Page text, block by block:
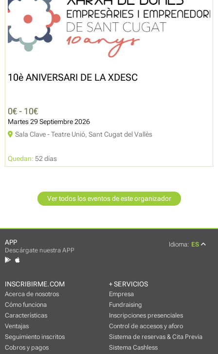
10è ANIVERSARI DE LA XDESC
0€ - 10€
Martes 29 Septiembre 2026
Sala Clave - Teatre Unió, Sant Cugat del Vallès
Quedan: 52 días
Ver todos los eventos de este organizador
INSCRIBIRME.COM
Acerca de nosotros
Cómo funciona
Características
Ventajas
Seguimiento inscritos
Cobros y pagos
+ SERVICIOS
Empresa
Fundraising
Inscripciones presenciales
Control de accesos y aforo
Sistema de reservas & Cita Previa
Sistema Cashless
APP
Descárgate nuestra APP
Idioma: ES